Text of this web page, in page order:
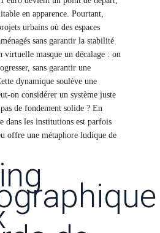
en apparence. Pourtant,
urbains où des espaces
sans garantir la stabilité
virtuelle masque un décalage : on
sans garantir une
dynamique soulève une
on considérer un système juste
de fondement solide ? En
dans les institutions est parfois
offre une métaphore ludique de